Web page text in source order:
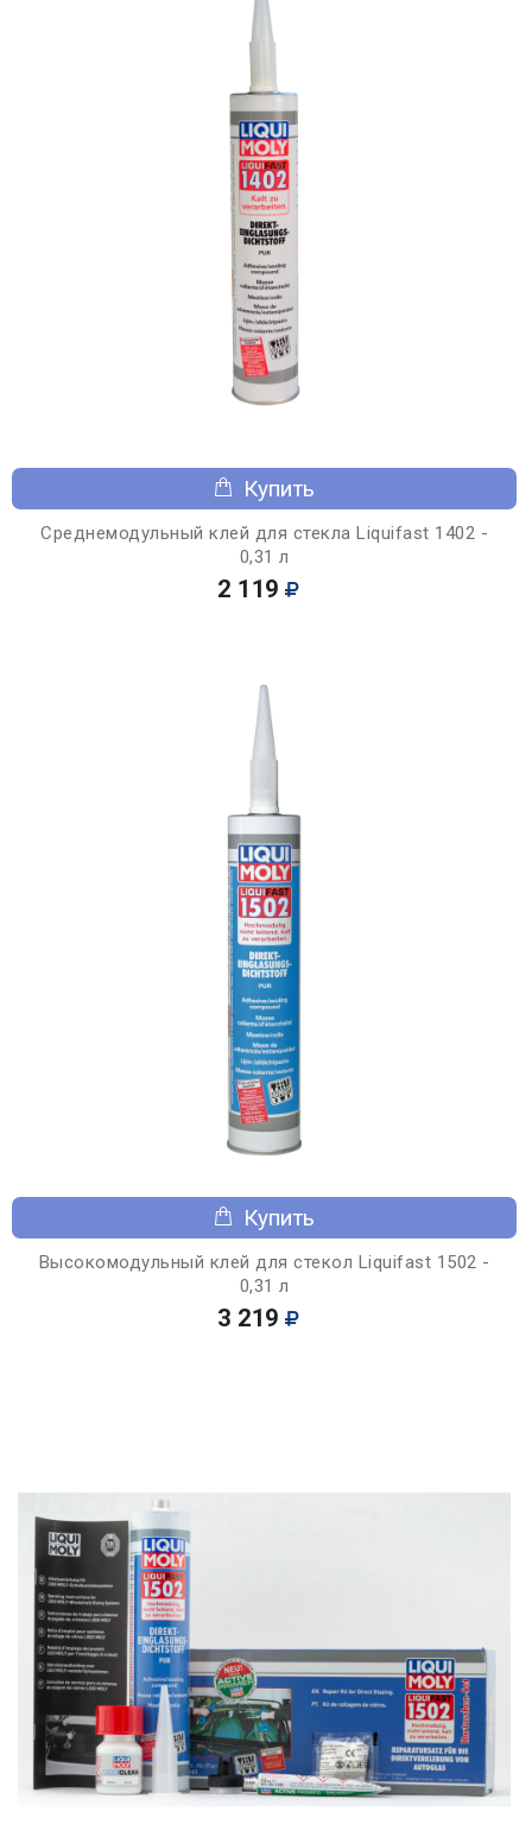
Купить
Среднемодульный клей для стекла Liquifast 1402 -
0,31 л
2 119
Купить
Высокомодульный клей для стекол Liquifast 1502 -
0,31 л
3 219